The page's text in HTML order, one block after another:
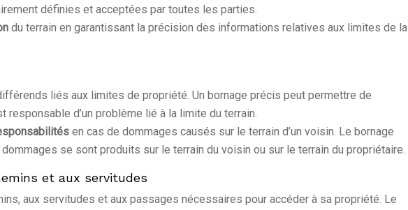
définies et acceptées par toutes les parties.
du terrain en garantissant la précision des informations relatives aux limites de la
liés aux limites de propriété. Un bornage précis peut permettre de
responsable d’un problème lié à la limite du terrain.
en cas de dommages causés sur le terrain d’un voisin. Le bornage
se sont produits sur le terrain du voisin ou sur le terrain du propriétaire.
et aux servitudes
aux servitudes et aux passages nécessaires pour accéder à sa propriété. Le